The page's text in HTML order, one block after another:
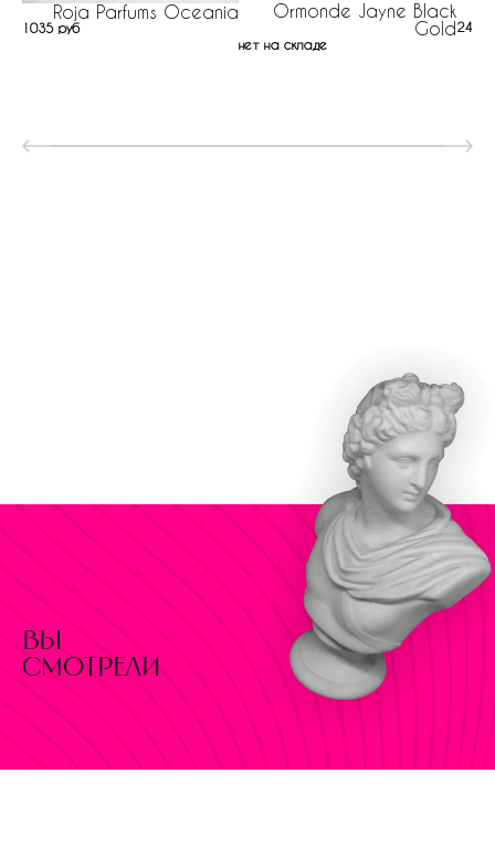
Roja Parfums Oceania
1035 руб
Ormonde Jayne Black
Gold
нет на складе
241
вы
смотрели